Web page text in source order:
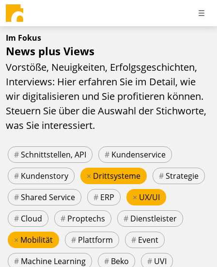
Im Fokus
News plus Views
Vorstöße, Neuigkeiten, Erfolgsgeschichten,
Interviews: Hier erfahren Sie im Detail, wie
wir digitalisieren und Sie profitieren können.
Steuern Sie über die Auswahl der Stichworte,
was Sie interessiert.
#Schnittstellen, API # Kundenservice
# Kundenstory × Drittsysteme #Strategie
#Shared Service # ERP × UX/UI
# Cloud # Proptechs # Dienstleister
× Mobilität # Plattform # Event
# Machine Learning # Beko # UVI